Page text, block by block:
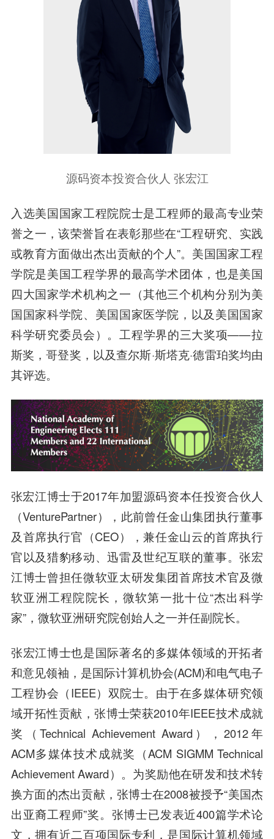
源码资本投资合伙人 张宏江
入选美国国家工程院院士是工程师的最高专业荣
誉之一，该荣誉旨在表彰那些在“工程研究、实践
或教育方面做出杰出贡献的个人”。美国国家工程
学院是美国工程学界的最高学术团体，也是美国
四大国家学术机构之一（其他三个机构分别为美
国国家科学院、美国国家医学院，以及美国国家
科学研究委员会）。工程学界的三大奖项——拉
斯奖，哥登奖，以及查尔斯·斯塔克·德雷珀奖均由
其评选。
张宏江博士于2017年加盟源码资本任投资合伙人
（VenturePartner），此前曾任金山集团执行董事
及首席执行官（CEO），兼任金山云的首席执行
官以及猎豹移动、迅雷及世纪互联的董事。张宏
江博士曾担任微软亚太研发集团首席技术官及微
软亚洲工程院院长，微软第一批十位“杰出科学
家”，微软亚洲研究院创始人之一并任副院长。
张宏江博士也是国际著名的多媒体领域的开拓者
和意见领袖，是国际计算机协会(ACM)和电气电子
工程协会（IEEE）双院士。由于在多媒体研究领
域开拓性贡献，张博士荣获2010年IEEE技术成就
奖（Technical Achievement Award），2012年
ACM多媒体技术成就奖（ACM SIGMM Technical
Achievement Award）。为奖励他在研发和技术转
换方面的杰出贡献，张博士在2008被授予“美国杰
出亚裔工程师”奖。张博士已发表近400篇学术论
文，拥有近二百项国际专利，是国际计算机领域